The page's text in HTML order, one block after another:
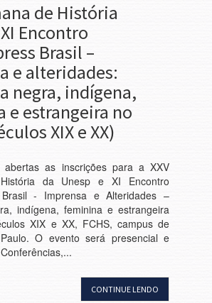
de História
Encontro
Brasil –
e alteridades:
negra, indígena,
e estrangeira no
XIX e XX)
abertas as inscrições para a XXV
da Unesp e XI Encontro
Brasil - Imprensa e Alteridades –
indígena, feminina e estrangeira
XIX e XX, FCHS, campus de
O evento será presencial e
CONTINUE LENDO